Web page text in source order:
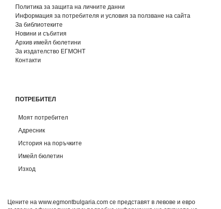
Политика за защита на личните данни
Информация за потребителя и условия за ползване на сайта
За библиотеките
Новини и събития
Архив имейл бюлетини
За издателство ЕГМОНТ
Контакти
ПОТРЕБИТЕЛ
Моят потребител
Адресник
История на поръчките
Имейл бюлетин
Изход
Цените на www.egmontbulgaria.com се представят в левове и евро